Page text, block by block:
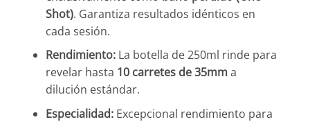
Shot). Garantiza resultados idénticos en
cada sesión.
Rendimiento:La botella de 250ml rinde para
revelar hasta 10 carretes de 35mma
dilución estándar.
Especialidad:Excepcional rendimiento para